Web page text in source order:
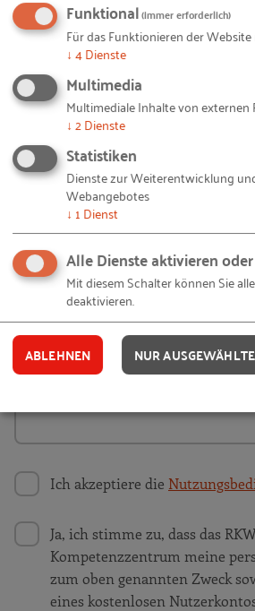
© iStock_nd3000_1135470146 /iStock.com– Team
© oonal /iStock.com – Videokamera (2205_videokamera.jpg)
Ihnen gefällt dieser Beitrag? Teilen
Bleiben Sie auf dem
Mit unseren RKW Alerts bleiben
Laufenden. Wir informieren Sie
kostenlos, sobald es etwas
Unternehmen!" auf unserer
Sie dafür brauchen, ist eine E-
Sekunden Zeit.
Ich akzeptiere die
Ja, ich stimme zu, dass das
Kompetenzzentrum meine
zum oben genannten Zweck
eines kostenlosen
Funktional(immer erforderlich)
Für das Funktionieren der
↓ 4Dienste
Multimedia
Multimediale Inhalte von
↓ 2Dienste
Statistiken
Dienste zur Weiterentwicklung
Webangebotes
↓ 1 Dienst
Alle Dienste aktivieren
Mit diesem Schalter können Sie
deaktivieren.
ABLEHNEN NUR AUSGEWÄHLTE